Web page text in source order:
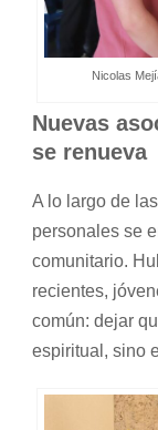
Nicolas
Nuevas
se renueva
A lo largo de
personales se
comunitario.
recientes,
común: dejar
espiritual, sino